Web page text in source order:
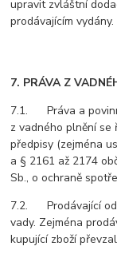
upravit zvláštní
prodávajícím vydány.
7. PRÁVA Z
7.1. Práva a
z vadného plnění se
předpisy (zejména
a § 2161 až 2174
Sb., o ochraně
7.2. Prodávající
vady. Zejména
kupující zboží